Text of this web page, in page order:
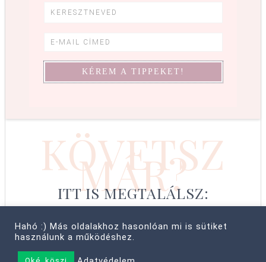
KÖVETSZ
MÁR?
ITT IS MEGTALÁLSZ:
© COPYRIGHT 2008–2026 CABBIT SUPREME LTD, FARKAS LÍVIA
• MINDEN JOG FENNTARTVA! ·
Hahó :) Más oldalakhoz hasonlóan mi is sütiket
használunk a működéshez.